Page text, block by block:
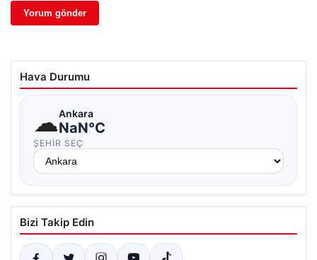
Hava Durumu
☁Ankara
NaN°C
ŞEHIR SEÇ
Bizi Takip Edin